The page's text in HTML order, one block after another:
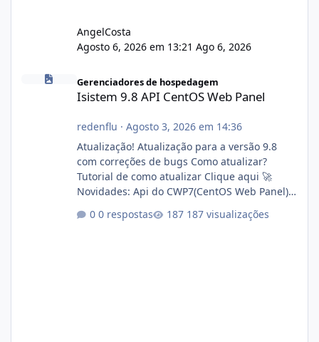
AngelCosta
Agosto 6, 2026 em 13:21 Ago 6, 2026
Isistem 9.8 API CentOS Web Panel
Gerenciadores de hospedagem
Isistem 9.8 API CentOS Web Panel
redenflu · Agosto 3, 2026 em 14:36
Atualização! Atualização para a versão 9.8
com correções de bugs Como atualizar?
Tutorial de como atualizar Clique aqui 🚀
Novidades: Api do CWP7(CentOS Web Panel)
autorizado a usasr o isistem:
0 respostas 187 visualizações